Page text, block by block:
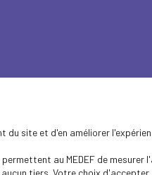
du site et d'en améliorer
au MEDEF de
tiers. Votre choix